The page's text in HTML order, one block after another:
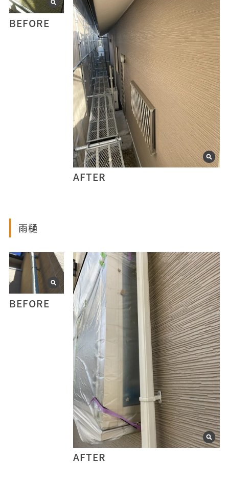
BEFORE
AFTER
雨樋
BEFORE
AFTER